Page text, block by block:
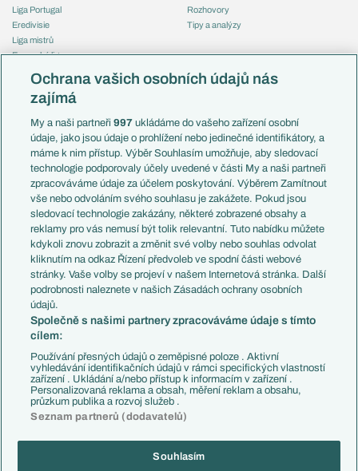
Liga Portugal
Eredivisie
Liga mistrů
Evropská liga
Mistrovství světa
Liga národů
Témata
Představení týmů MS
EuroSkauting
PL v kostce
Evropské koeficienty
Přestupy
Přestupové spekulace
Zranění
Kluby
Arsenal FC
Chelsea FC
Manchester United
AC Milán
Juventus FC
Bayern Mnichov
FC Barcelona
Real Madrid
Rozhovory
Tipy a analýzy
Česko
Francie
Itálie
Německo
Španělsko
Argentina
Brazílie
Přestupy
Zápasy
Livescore
Tipovací soutěž
Ochrana vašich osobních údajů nás
zajímá
My a naši partneři997 ukládáme do vašeho zařízení osobní
údaje, jako jsou údaje o prohlížení nebo jedinečné identifikátory, a
máme k nim přístup. Výběr Souhlasím umožňuje, aby sledovací
technologie podporovaly účely uvedené v části My a naši partneři
zpracováváme údaje za účelem poskytování. Výběrem Zamítnout
vše nebo odvoláním svého souhlasu je zakážete. Pokud jsou
sledovací technologie zakázány, některé zobrazené obsahy a
reklamy pro vás nemusí být tolik relevantní. Tuto nabídku můžete
kdykoli znovu zobrazit a změnit své volby nebo souhlas odvolat
kliknutím na odkaz Řízení předvoleb ve spodní části webové
stránky. Vaše volby se projeví v našem Internetová stránka. Další
podrobnosti naleznete v našich Zásadách ochrany osobních
údajů.
Společně s našimi partnery zpracováváme údaje s tímto
cílem:
Používání přesných údajů o zeměpisné poloze . Aktivní
vyhledávání identifikačních údajů v rámci specifických vlastností
zařízení . Ukládání a/nebo přístup k informacím v zařízení .
Personalizovaná reklama a obsah, měření reklam a obsahu,
průzkum publika a rozvoj služeb .
Seznam partnerů (dodavatelů)
Souhlasím